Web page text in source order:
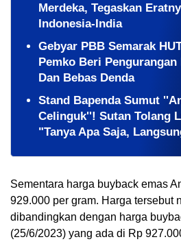
Merdeka, Tegaskan
Indonesia-India
Gebyar PBB Semarak
Pemko Beri Pengurangan
Dan Bebas Denda
Stand Bapenda Sumut
Celinguk''! Sutan Tolang
"Tanya Apa Saja,
Sementara harga buyback emas
929.000 per gram. Harga tersebut
dibandingkan dengan harga
(25/6/2023) yang ada di Rp